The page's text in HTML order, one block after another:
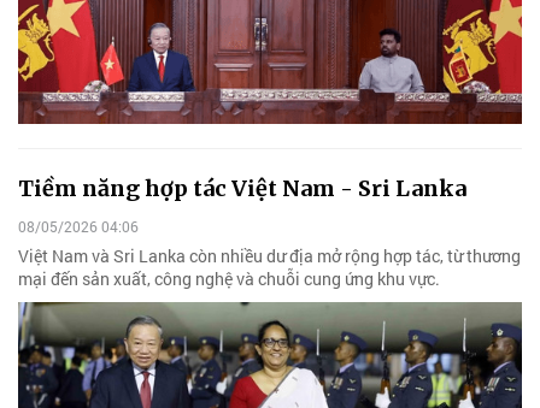
Tiềm năng hợp tác Việt Nam - Sri Lanka
08/05/2026 04:06
Việt Nam và Sri Lanka còn nhiều dư địa mở rộng hợp tác, từ thương
mại đến sản xuất, công nghệ và chuỗi cung ứng khu vực.